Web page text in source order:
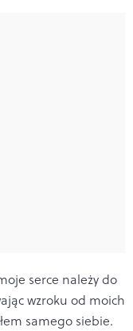
serce należy do
wzroku od moich
samego siebie.